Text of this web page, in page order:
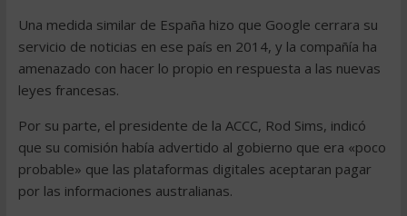
Una medida similar de España hizo que Google cerrara su
servicio de noticias en ese país en 2014, y la compañía ha
amenazado con hacer lo propio en respuesta a las nuevas
leyes francesas.
Por su parte, el presidente de la ACCC, Rod Sims, indicó
que su comisión había advertido al gobierno que era «poco
probable» que las plataformas digitales aceptaran pagar
por las informaciones australianas.